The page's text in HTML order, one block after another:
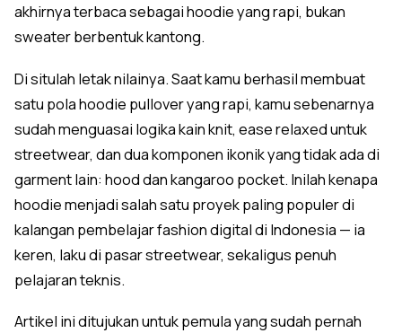
akhirnya terbaca sebagai hoodie yang rapi, bukan
sweater berbentuk kantong.
Di situlah letak nilainya. Saat kamu berhasil membuat
satu pola hoodie pullover yang rapi, kamu sebenarnya
sudah menguasai logika kain knit, ease relaxed untuk
streetwear, dan dua komponen ikonik yang tidak ada di
garment lain: hood dan kangaroo pocket. Inilah kenapa
hoodie menjadi salah satu proyek paling populer di
kalangan pembelajar fashion digital di Indonesia — ia
keren, laku di pasar streetwear, sekaligus penuh
pelajaran teknis.
Artikel ini ditujukan untuk pemula yang sudah pernah